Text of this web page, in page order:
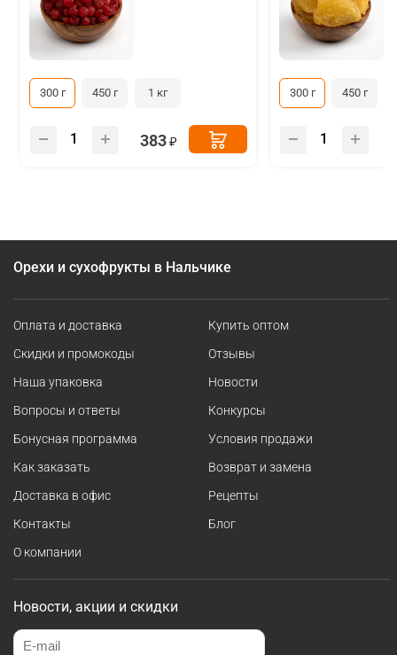
300 г 450 г 1 кг
383
300 г 450 г
Орехи и сухофрукты в Нальчике
Оплата и доставка
Скидки и промокоды
Наша упаковка
Вопросы и ответы
Бонусная программа
Как заказать
Доставка в офис
Контакты
О компании
Купить оптом
Отзывы
Новости
Конкурсы
Условия продажи
Возврат и замена
Рецепты
Блог
Новости, акции и скидки